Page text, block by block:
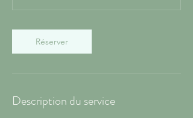
Réserver
Description du service